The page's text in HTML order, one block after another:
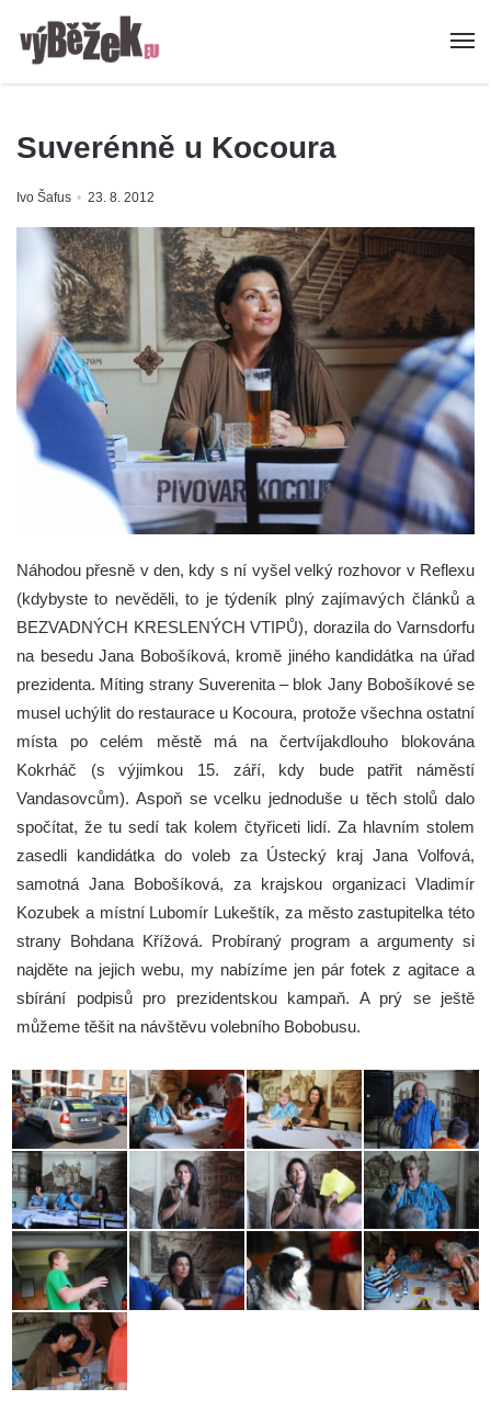
Suverénně u Kocoura
Ivo Šafus 23. 8. 2012
Náhodou přesně v den, kdy s ní vyšel velký rozhovor v Reflexu
(kdybyste to nevěděli, to je týdeník plný zajímavých článků a
BEZVADNÝCH KRESLENÝCH VTIPŮ), dorazila do Varnsdorfu
na besedu Jana Bobošíková, kromě jiného kandidátka na úřad
prezidenta. Míting strany Suverenita – blok Jany Bobošíkové se
musel uchýlit do restaurace u Kocoura, protože všechna ostatní
místa po celém městě má na čertvíjakdlouho blokována
Kokrháč (s výjimkou 15. září, kdy bude patřit náměstí
Vandasovcům). Aspoň se vcelku jednoduše u těch stolů dalo
spočítat, že tu sedí tak kolem čtyřiceti lidí. Za hlavním stolem
zasedli kandidátka do voleb za Ústecký kraj Jana Volfová,
samotná Jana Bobošíková, za krajskou organizaci Vladimír
Kozubek a místní Lubomír Lukeštík, za město zastupitelka této
strany Bohdana Křížová. Probíraný program a argumenty si
najděte na jejich webu, my nabízíme jen pár fotek z agitace a
sbírání podpisů pro prezidentskou kampaň. A prý se ještě
můžeme těšit na návštěvu volebního Bobobusu.